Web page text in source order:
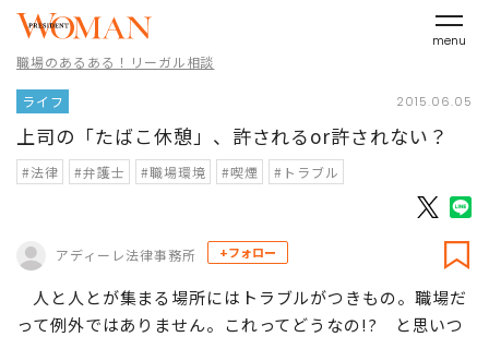
menu
職場のあるある！リーガル相談
ライフ 2015.06.05
上司の「たばこ休憩」、許されるor許されない？
#法律 #弁護士 #職場環境 #喫煙 #トラブル
アディーレ法律事務所 +フォロー
人と人とが集まる場所にはトラブルがつきもの。職場だ
って例外ではありません。これってどうなの!? と思いつ